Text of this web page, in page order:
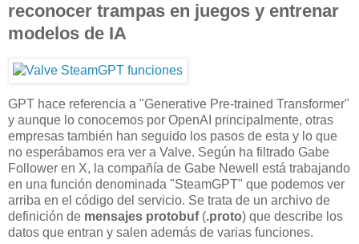
reconocer trampas en juegos y entrenar
modelos de IA
GPT hace referencia a "Generative Pre-trained Transformer"
y aunque lo conocemos por OpenAI principalmente, otras
empresas también han seguido los pasos de esta y lo que
no esperábamos era ver a Valve. Según ha filtrado Gabe
Follower en X, la compañía de Gabe Newell está trabajando
en una función denominada "SteamGPT" que podemos ver
arriba en el código del servicio. Se trata de un archivo de
definición de mensajes protobuf(.proto) que describe los
datos que entran y salen además de varias funciones.